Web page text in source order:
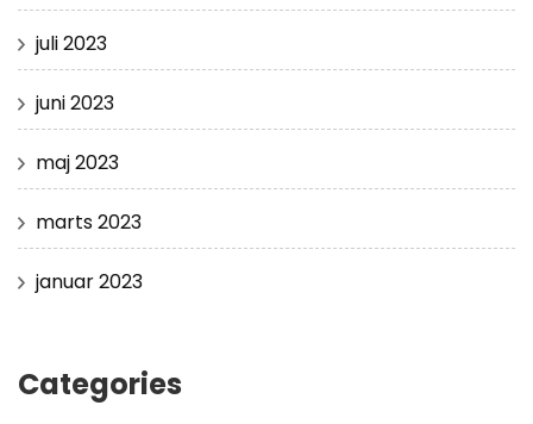
juli 2023
juni 2023
maj 2023
marts 2023
januar 2023
Categories